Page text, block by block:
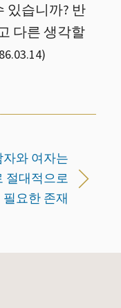
있습니까? 반
다른 생각할
)
자와 여자는
절대적으로
필요한 존재